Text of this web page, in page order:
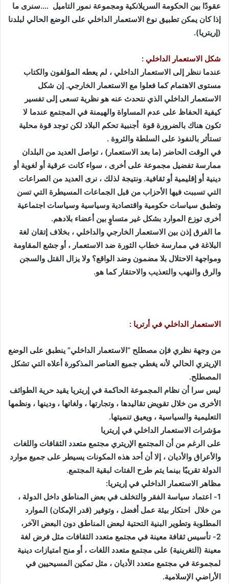
عقودًا بين الحكومة السريلانكية ومجموعة نمور التاميل ….سنرى ما
إذا كان يمكن تطبيق نوع الاستعمار الداخلي على الوضع الحالي لبلدنا
(إريتريا).
شكل الاستعمار الداخلي :
عندما ننظر إلى الاستعمار الداخلي ، لم يعطه المؤلفون والكتاب
مستوى الاهتمام كما فعلوا مع الاستعمار الخارجي. إن شكل
الاستعمار الداخلي الذي نتحدث عنه هو نظرية تسعى إلى تفسير
كيفية الحفاظ على عدم المساواة والهيمنة في المجتمع عندما لا
تكون هناك بالضرورة قوة أجنبية تحكم البلاد لكن توجد قوة محلية
تستأثر بالنفوذ على السلطة والثروة .
في الوقت الحاضر (ما بعد الاستعمار) ، تواصل العديد من البلدان
ممارسة تفضيل مجموعة على أخرى ، سواء كانت عرقية أو لغوية أو
دينية أو إقليمية أو ثقافية. ونتيجة لذلك ، نرى العديد من الصراعات
التي تسببت فيها الأحزاب من قبل الجماعات المسيطرة التي تسن
وتطبق سياسات حكومية واقتصادية وسياسية وسياسات اجتماعية
أخرى توزع الموارد بشكل غير متساوٍ بين أعضاء بلادهم.
ما الفرق إذن بين الاستعمار الخارجي والداخلي ، بخلاف إتقان لغة
البلاغة في ممارسة خطاب الثورة ضد الاستعمار ، أو جشع المقاومة
ومواجهة الاحتلال بلا مضمون وضد الواقع؟ ولا يزال القتل والسجن
والرق والنهب والتعذيب والاحتقار كما هو.
الاستعمار الداخلي في أرتريا :
من وجهة نظري فإن مصطلح “الاستعمار الداخلي” ينطبق على الوضع
الإريتري الحالي لأنه يغطي جميع العناصر المذكورة أعلاه التي تشكل
المصطلح.
ليس سرا أن نظام المجموعة الحاكمة في إريتريا يقيد حرية الطوائف
الأخرى من خلال تقويض تقاليدها ، وتجارتها ، ولغاتها ، ودينها ، ونظمها
التعليمية والسياسية ، ويعيق تنميتها.
مؤشرات الاستعمار الداخلي في إريتريا
على الرغم من أن المجتمع الإريتري مجتمع متعدد الثقافات واللغات
والأعراق والأديان ، إلا أن أحد هذه المكونات يسيطر على جميع موارد
الدولة تقريبًا بينما يتم طرح الفتات لبقية المجتمع.
مظاهر الاستعمار الداخلي في إريتريا:
1- اعتماد سياسة الفقر والتخلف في بعض المناطق داخل الدولة ،
من خلال احتكار بيئة عمل أفضل ، وتوفير (قدر الإمكان) الموارد
المطلوبة وتطوير البنية التحتية لبعض المناطق دون البعض الآخر،
2- تأسيس ثقافة معينة في مجتمع متعدد الثقافات مثل فرض لغة
معينة (التغرينية) على مجتمع متعدد اللغات ، أو منح امتيازات دينية
لمجموعة في مجتمع متعدد الأديان ، مثل تمكين المسيحيين في
الأراضي الإسلامية.